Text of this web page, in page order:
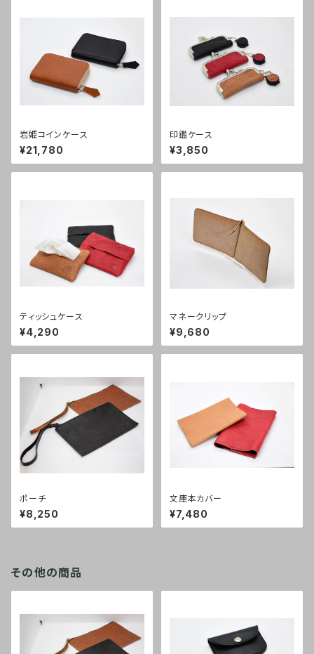
岩姫コインケース
¥21,780
印鑑ケース
¥3,850
ティッシュケース
¥4,290
マネークリップ
¥9,680
ポーチ
¥8,250
文庫本カバー
¥7,480
その他の商品